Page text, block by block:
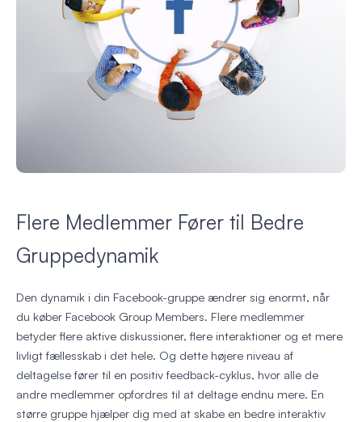
Flere Medlemmer Fører til Bedre
Gruppedynamik
Den dynamik i din Facebook-gruppe ændrer sig enormt, når
du køber Facebook Group Members. Flere medlemmer
betyder flere aktive diskussioner, flere interaktioner og et mere
livligt fællesskab i det hele. Og dette højere niveau af
deltagelse fører til en positiv feedback-cyklus, hvor alle de
andre medlemmer opfordres til at deltage endnu mere. En
større gruppe hjælper dig med at skabe en bedre interaktiv